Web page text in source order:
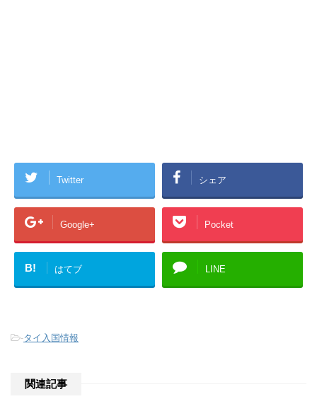
Twitter シェア
Google+ Pocket
B! はてブ LINE
-タイ入国情報
関連記事